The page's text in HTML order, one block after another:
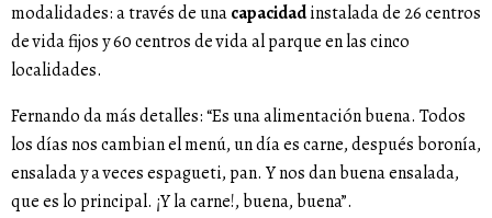
modalidades: a través de unacapacidadinstalada de 26 centros
de vida fijos y 60 centros de vida al parque en las cinco
localidades.
Fernando da más detalles: “Es una alimentación buena. Todos
los días nos cambian el menú, un día es carne, después boronía,
ensalada y a veces espagueti, pan. Y nos dan buena ensalada,
que es lo principal. ¡Y la carne!, buena, buena”.